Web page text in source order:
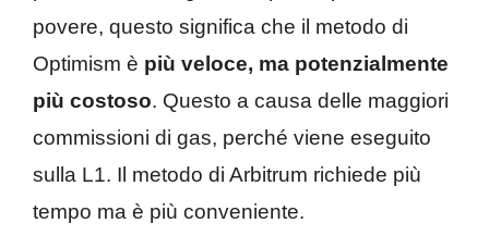
povere, questo significa che il metodo di
Optimism è più veloce, ma potenzialmente
più costoso. Questo a causa delle maggiori
commissioni di gas, perché viene eseguito
sulla L1. Il metodo di Arbitrum richiede più
tempo ma è più conveniente.